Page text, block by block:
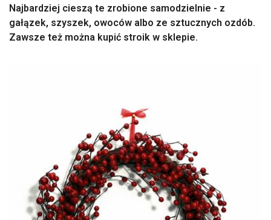
Najbardziej cieszą te zrobione samodzielnie - z
gałązek, szyszek, owoców albo ze sztucznych ozdób.
Zawsze też można kupić stroik w sklepie.